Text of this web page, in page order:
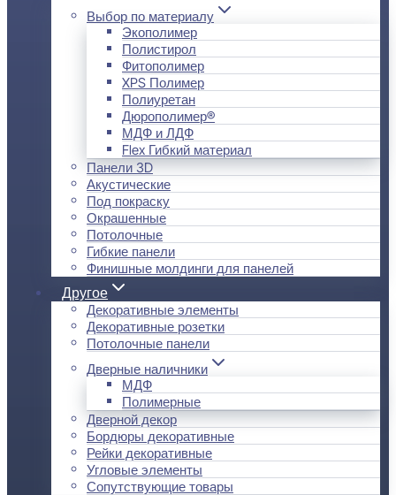
Выбор по материалу
Экополимер
Полистирол
Фитополимер
XPS Полимер
Полиуретан
Дюрополимер®
МДФ и ЛДФ
Flex Гибкий материал
Панели 3D
Акустические
Под покраску
Окрашенные
Потолочные
Гибкие панели
Финишные молдинги для панелей
Другое
Декоративные элементы
Декоративные розетки
Потолочные панели
Дверные наличники
МДФ
Полимерные
Дверной декор
Бордюры декоративные
Рейки декоративные
Угловые элементы
Сопутствующие товары